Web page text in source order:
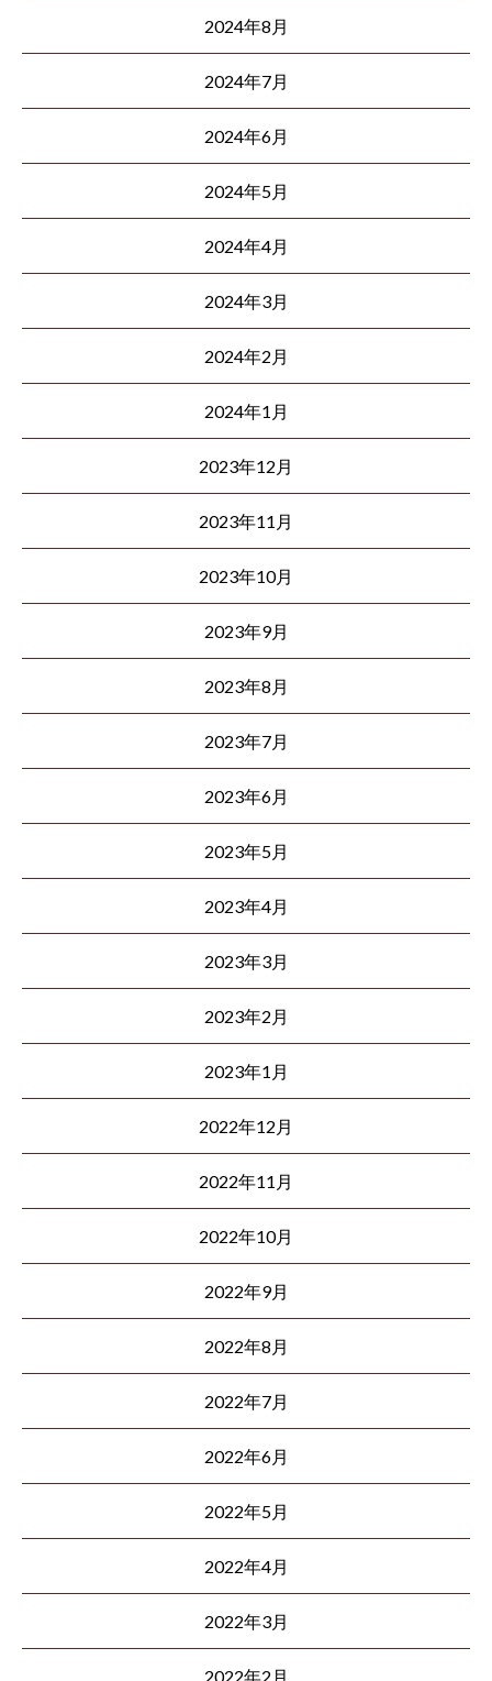
2024年8月
2024年7月
2024年6月
2024年5月
2024年4月
2024年3月
2024年2月
2024年1月
2023年12月
2023年11月
2023年10月
2023年9月
2023年8月
2023年7月
2023年6月
2023年5月
2023年4月
2023年3月
2023年2月
2023年1月
2022年12月
2022年11月
2022年10月
2022年9月
2022年8月
2022年7月
2022年6月
2022年5月
2022年4月
2022年3月
2022年2月